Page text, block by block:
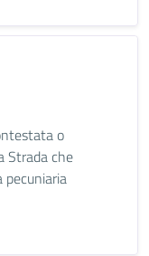
o
Strada che